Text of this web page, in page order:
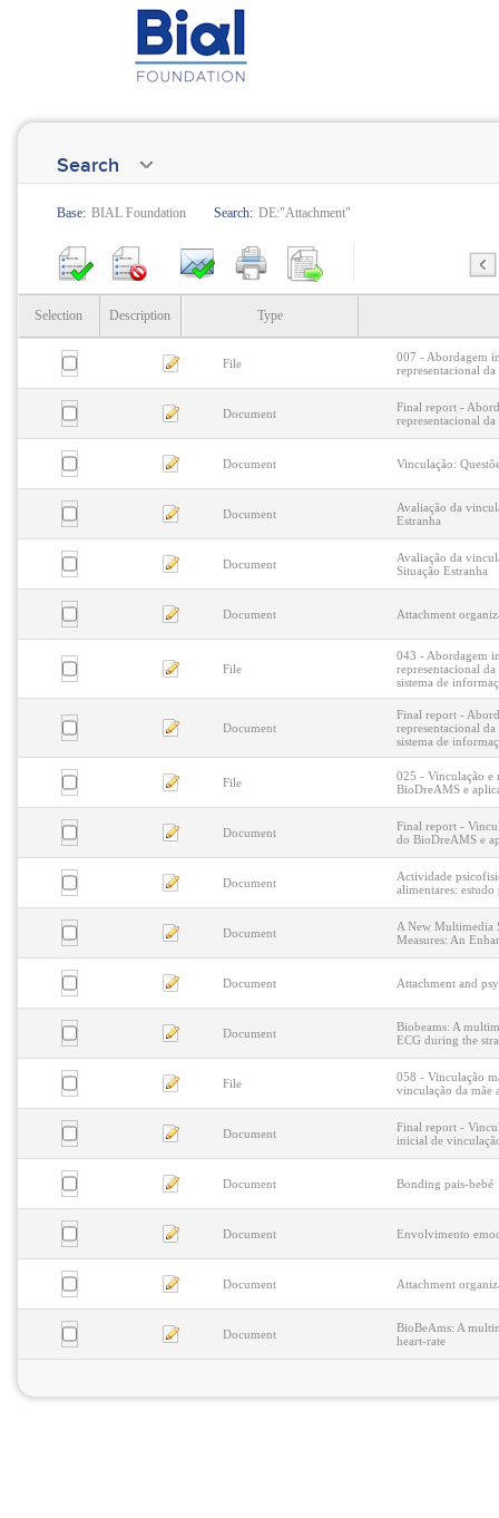
Search
Base: BIAL Foundation Search: DE:"Attachment"
Selection Description Type
File
007 - Abordagem
representacional
Document
Final report -
representacional
Document Vinculação:
Document
Avaliação da
Estranha
Document
Avaliação da
Situação Estranha
Document Attachment
File
043 - Abordagem
representacional
sistema de
Document
Final report -
representacional
sistema de
File
025 - Vinculação e
BioDreAMS e
Document
Final report -
do BioDreAMS e
Document
Actividade
alimentares:
Document
A New Multimedia
Measures: An
Document Attachment and
Document
Biobeams: A
ECG during the
File
058 - Vinculação
vinculação da mãe
Document
Final report -
inicial de
Document Bonding pais-bebé
Document Envolvimento
Document Attachment
Document
BioBeAms: A
heart-rate